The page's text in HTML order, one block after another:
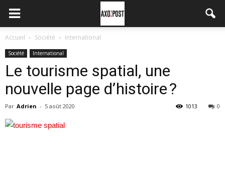
Accueil Société International
Société International
Le tourisme spatial, une
nouvelle page d’histoire ?
Par Adrien - 5 août 2020 0
1013